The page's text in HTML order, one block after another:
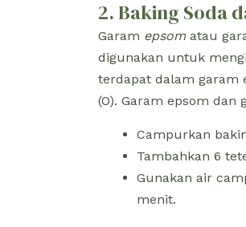
2. Baking Soda
Garam epsomatau
digunakan untuk
terdapat dalam garam
(O). Garam epsom
Campurkan
Tambahkan 6
Gunakan air
menit.